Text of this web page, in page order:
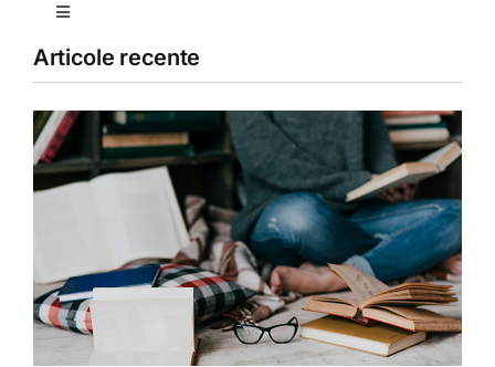
Toggle
Copii
Detoxifiere
Fără categorie
Articole recente